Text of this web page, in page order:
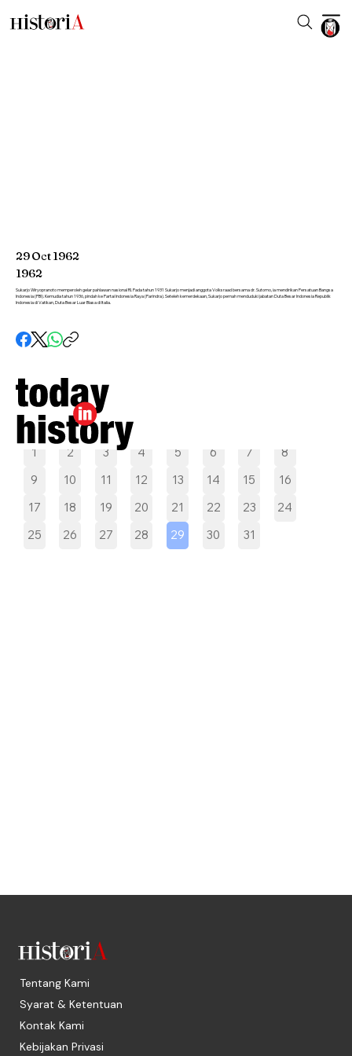
Pilih tanggal
1 2 3 4 5 6 7
8
9
10 11 12 13 14 15
16
17
18 19 20 21 22 23
24
25
26 27 28 29 30 31
29Oct1962
1962
Sukarjo Wiryopranoto memperoleh gelar pahlawan nasional RI. Pada tahun 1931 Sukarjo menjadi anggota Volksraad bersama dr. Sutomo, ia mendirikan Persatuan Bangsa
Indonesia (PBI). Kemudia tahun 1936, pindah ke Partai Indonesia Raya (Parindra). Seteleh kemerdekaan, Sukarjo pernah menduduki jabatan Duta Besar Indonesia Republik
Indonesia di Vatikan, Duta Besar Luar Biasa di Italia.
Tentang Kami
Syarat & Ketentuan
Kontak Kami
Kebijakan Privasi